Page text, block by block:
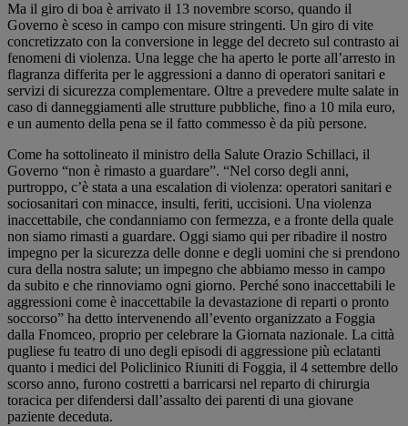
Ma il giro di boa è arrivato il 13 novembre scorso, quando il
Governo è sceso in campo con misure stringenti. Un giro di vite
concretizzato con la conversione in legge del decreto sul contrasto ai
fenomeni di violenza. Una legge che ha aperto le porte all’arresto in
flagranza differita per le aggressioni a danno di operatori sanitari e
servizi di sicurezza complementare. Oltre a prevedere multe salate in
caso di danneggiamenti alle strutture pubbliche, fino a 10 mila euro,
e un aumento della pena se il fatto commesso è da più persone.
Come ha sottolineato il ministro della Salute Orazio Schillaci, il
Governo “non è rimasto a guardare”. “Nel corso degli anni,
purtroppo, c’è stata a una escalation di violenza: operatori sanitari e
sociosanitari con minacce, insulti, feriti, uccisioni. Una violenza
inaccettabile, che condanniamo con fermezza, e a fronte della quale
non siamo rimasti a guardare. Oggi siamo qui per ribadire il nostro
impegno per la sicurezza delle donne e degli uomini che si prendono
cura della nostra salute; un impegno che abbiamo messo in campo
da subito e che rinnoviamo ogni giorno. Perché sono inaccettabili le
aggressioni come è inaccettabile la devastazione di reparti o pronto
soccorso” ha detto intervenendo all’evento organizzato a Foggia
dalla Fnomceo, proprio per celebrare la Giornata nazionale. La città
pugliese fu teatro di uno degli episodi di aggressione più eclatanti
quanto i medici del Policlinico Riuniti di Foggia, il 4 settembre dello
scorso anno, furono costretti a barricarsi nel reparto di chirurgia
toracica per difendersi dall’assalto dei parenti di una giovane
paziente deceduta.